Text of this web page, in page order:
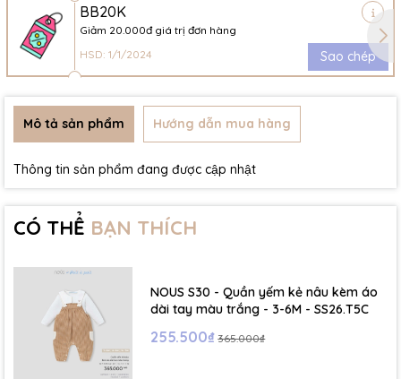
BB20K
Giảm 20.000đ giá trị đơn hàng
HSD: 1/1/2024
Sao chép
Mô tả sản phẩm Hướng dẫn mua hàng
Thông tin sản phẩm đang được cập nhật
CÓ THỂ BẠN THÍCH
NOUS S30 - Quần yếm kẻ nâu kèm áo
dài tay màu trắng - 3-6M - SS26.T5C
255.500₫ 365.000₫